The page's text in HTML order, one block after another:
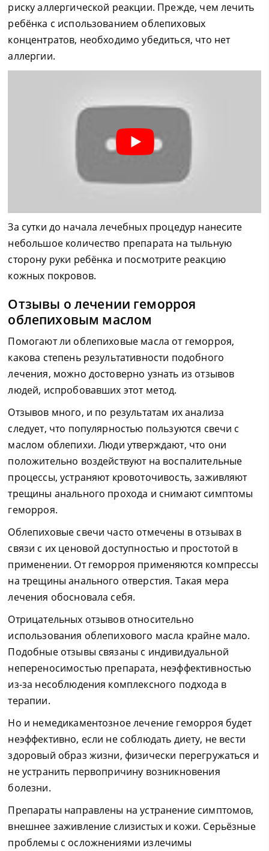
риску аллергической реакции. Прежде, чем лечить
ребёнка с использованием облепиховых
концентратов, необходимо убедиться, что нет
аллергии.
За сутки до начала лечебных процедур нанесите
небольшое количество препарата на тыльную
сторону руки ребёнка и посмотрите реакцию
кожных покровов.
Отзывы о лечении геморроя
облепиховым маслом
Помогают ли облепиховые масла от геморроя,
какова степень результативности подобного
лечения, можно достоверно узнать из отзывов
людей, испробовавших этот метод.
Отзывов много, и по результатам их анализа
следует, что популярностью пользуются свечи с
маслом облепихи. Люди утверждают, что они
положительно воздействуют на воспалительные
процессы, устраняют кровоточивость, заживляют
трещины анального прохода и снимают симптомы
геморроя.
Облепиховые свечи часто отмечены в отзывах в
связи с их ценовой доступностью и простотой в
применении. От геморроя применяются компрессы
на трещины анального отверстия. Такая мера
лечения обосновала себя.
Отрицательных отзывов относительно
использования облепихового масла крайне мало.
Подобные отзывы связаны с индивидуальной
непереносимостью препарата, неэффективностью
из-за несоблюдения комплексного подхода в
терапии.
Но и немедикаментозное лечение геморроя будет
неэффективно, если не соблюдать диету, не вести
здоровый образ жизни, физически перегружаться и
не устранить первопричину возникновения
болезни.
Препараты направлены на устранение симптомов,
внешнее заживление слизистых и кожи. Серьёзные
проблемы с осложнениями излечимы